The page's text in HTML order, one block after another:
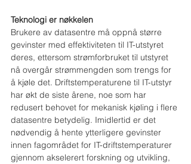
Teknologi er nøkkelen
Brukere av datasentre må oppnå større
gevinster med effektiviteten til IT-utstyret
deres, ettersom strømforbruket til utstyret
nå overgår strømmengden som trengs for
å kjøle det. Driftstemperaturene til IT-utstyr
har økt de siste årene, noe som har
redusert behovet for mekanisk kjøling i flere
datasentre betydelig. Imidlertid er det
nødvendig å hente ytterligere gevinster
innen fagområdet for IT-driftstemperaturer
gjennom akselerert forskning og utvikling,